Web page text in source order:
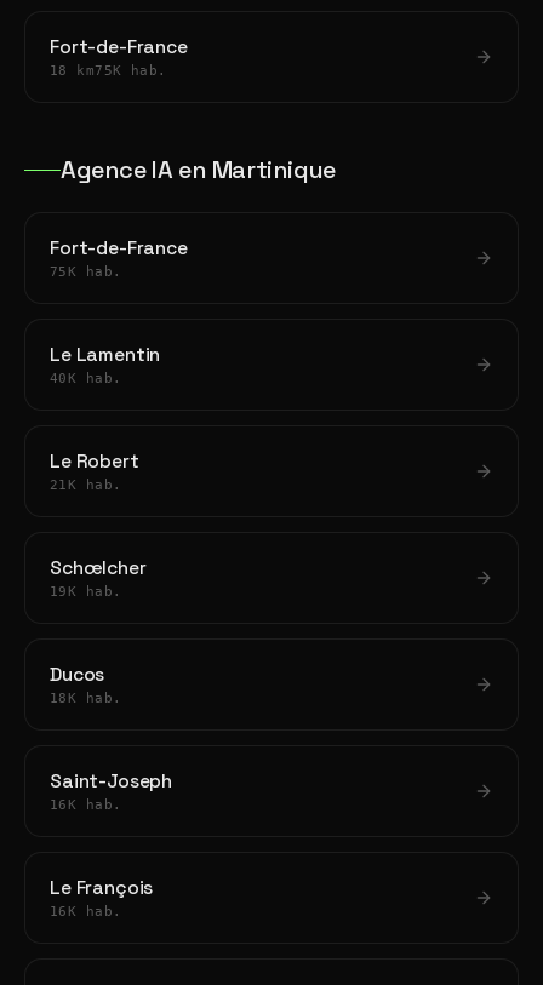
Fort-de-France
18 km75K hab.
Agence IA en Martinique
Fort-de-France
75K hab.
Le Lamentin
40K hab.
Le Robert
21K hab.
Schœlcher
19K hab.
Ducos
18K hab.
Saint-Joseph
16K hab.
Le François
16K hab.